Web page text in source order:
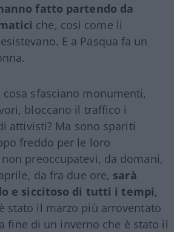
fatto partendo da
che, così come li
E a Pasqua fa un
sfasciano monumenti,
bloccano il traffico i
attivisti? Ma sono spariti
freddo per le loro
preoccupatevi, da domani,
da fra due ore, sarà
e siccitoso di tutti i tempi,
stato il marzo più arroventato
fine di un inverno che è stato il